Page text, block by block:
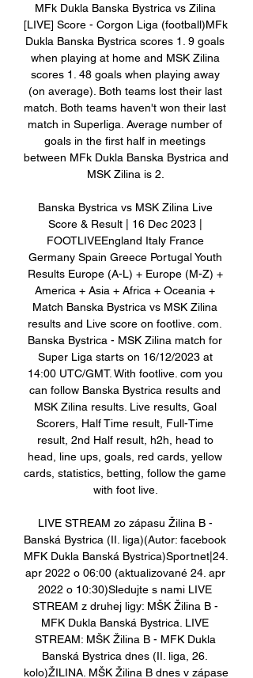
MFk Dukla Banska Bystrica vs Zilina
[LIVE] Score - Corgon Liga (football)MFk
Dukla Banska Bystrica scores 1. 9 goals
when playing at home and MSK Zilina
scores 1. 48 goals when playing away
(on average). Both teams lost their last
match. Both teams haven't won their last
match in Superliga. Average number of
goals in the first half in meetings
between MFk Dukla Banska Bystrica and
MSK Zilina is 2.
Banska Bystrica vs MSK Zilina Live
Score & Result | 16 Dec 2023 |
FOOTLIVEEngland Italy France
Germany Spain Greece Portugal Youth
Results Europe (A-L) + Europe (M-Z) +
America + Asia + Africa + Oceania +
Match Banska Bystrica vs MSK Zilina
results and Live score on footlive. com.
Banska Bystrica - MSK Zilina match for
Super Liga starts on 16/12/2023 at
14:00 UTC/GMT. With footlive. com you
can follow Banska Bystrica results and
MSK Zilina results. Live results, Goal
Scorers, Half Time result, Full-Time
result, 2nd Half result, h2h, head to
head, line ups, goals, red cards, yellow
cards, statistics, betting, follow the game
with foot live.
LIVE STREAM zo zápasu Žilina B -
Banská Bystrica (II. liga)(Autor: facebook
MFK Dukla Banská Bystrica)Sportnet|24.
apr 2022 o 06:00 (aktualizované 24. apr
2022 o 10:30)Sledujte s nami LIVE
STREAM z druhej ligy: MŠK Žilina B -
MFK Dukla Banská Bystrica. LIVE
STREAM: MŠK Žilina B - MFK Dukla
Banská Bystrica dnes (II. liga, 26.
kolo)ŽILINA. MŠK Žilina B dnes v zápase